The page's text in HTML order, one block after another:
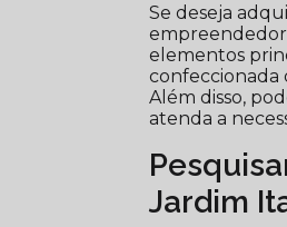
Se deseja
elementos
confeccionada
Além disso,
atenda a
Jardim